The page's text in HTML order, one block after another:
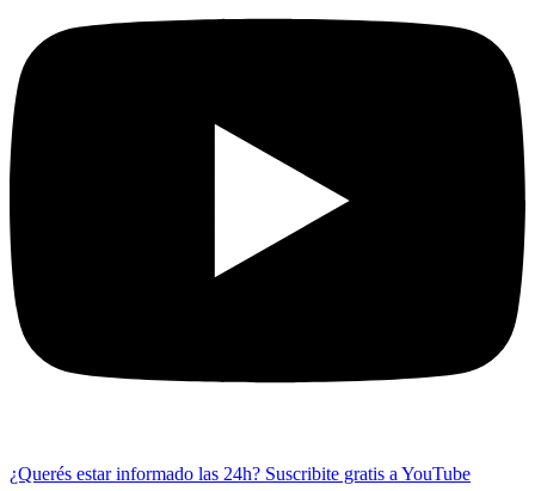
¿Querés estar informado las 24h? Suscribite gratis a YouTube